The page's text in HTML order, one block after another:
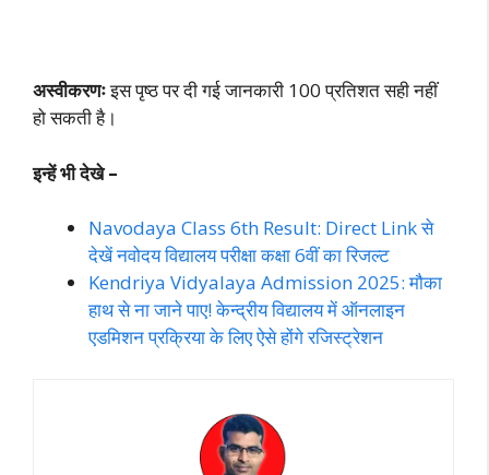
अस्वीकरणःइस पृष्ठ पर दी गई जानकारी 100 प्रतिशत सही नहीं
हो सकती है।
इन्हें भी देखे –
Navodaya Class 6th Result: Direct Link से
देखें नवोदय विद्यालय परीक्षा कक्षा 6वीं का रिजल्ट
Kendriya Vidyalaya Admission 2025: मौका
हाथ से ना जाने पाए! केन्द्रीय विद्यालय में ऑनलाइन
एडमिशन प्रक्रिया के लिए ऐसे होंगे रजिस्ट्रेशन